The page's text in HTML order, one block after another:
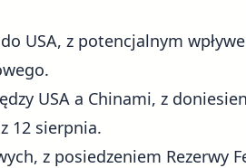
USA, z potencjalnym
USA a Chinami, z
12 sierpnia.
z posiedzeniem Rezerwy